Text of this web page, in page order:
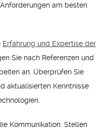
am besten
Erfahrung und Expertise der
Sie nach Referenzen und
an. Überprüfen Sie
aktualisierten Kenntnisse
Kommunikation. Stellen